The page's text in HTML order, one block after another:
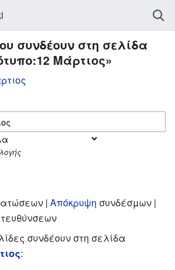
συνδέουν στη σελίδα
Μάρτιος»
| Απόκρυψη συνδέσμων |
συνδέουν στη σελίδα
: